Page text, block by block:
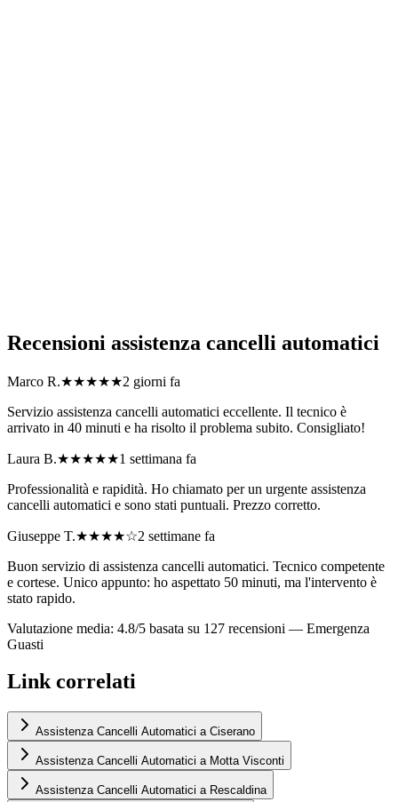
Recensioni assistenza cancelli automatici
Marco R.★★★★★2 giorni fa
Servizio assistenza cancelli automatici eccellente. Il tecnico è
arrivato in 40 minuti e ha risolto il problema subito. Consigliato!
Laura B.★★★★★1 settimana fa
Professionalità e rapidità. Ho chiamato per un urgente assistenza
cancelli automatici e sono stati puntuali. Prezzo corretto.
Giuseppe T.★★★★☆2 settimane fa
Buon servizio di assistenza cancelli automatici. Tecnico competente
e cortese. Unico appunto: ho aspettato 50 minuti, ma l'intervento è
stato rapido.
Valutazione media: 4.8/5 basata su 127 recensioni — Emergenza
Guasti
Link correlati
Assistenza Cancelli Automatici a Ciserano
Assistenza Cancelli Automatici a Motta Visconti
Assistenza Cancelli Automatici a Rescaldina